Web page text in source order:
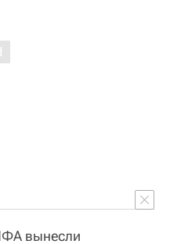
вынесли